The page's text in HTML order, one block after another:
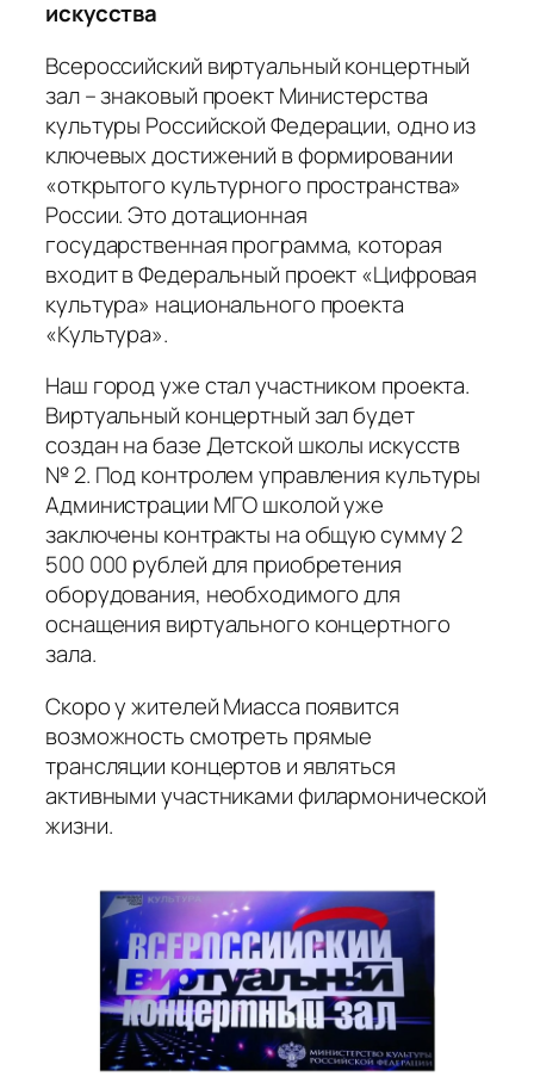
искусства
Всероссийский виртуальный концертный
зал – знаковый проект Министерства
культуры Российской Федерации, одно из
ключевых достижений в формировании
«открытого культурного пространства»
России. Это дотационная
государственная программа, которая
входит в Федеральный проект «Цифровая
культура» национального проекта
«Культура».
Наш город уже стал участником проекта.
Виртуальный концертный зал будет
создан на базе Детской школы искусств
№ 2. Под контролем управления культуры
Администрации МГО школой уже
заключены контракты на общую сумму 2
500 000 рублей для приобретения
оборудования, необходимого для
оснащения виртуального концертного
зала.
Скоро у жителей Миасса появится
возможность смотреть прямые
трансляции концертов и являться
активными участниками филармонической
жизни.